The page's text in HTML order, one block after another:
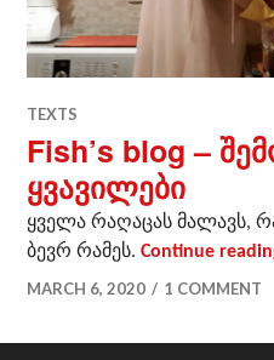
TEXTS
Fish’s blog –
ყვავილები
ყველა რაღაცას მალავს,
ბევრ რამეს.Continue
MARCH 6, 2020
1 COMMENT